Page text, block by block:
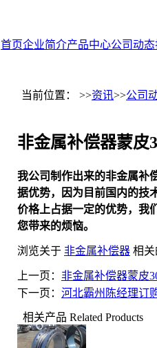
首页企业简介产品中心公司动态
当前位置： >>资讯>>公司
非金属补偿器蒙皮
我公司制作出来的非金属补
据优势，因为目前国内的技
价格上占据一定的优势，我
您带来的烦恼。
浏览关于 非金属补偿器 相
上一页： 非金属补偿器蒙皮
下一页： 河北霸州陈经理订
相关产品 Related Products